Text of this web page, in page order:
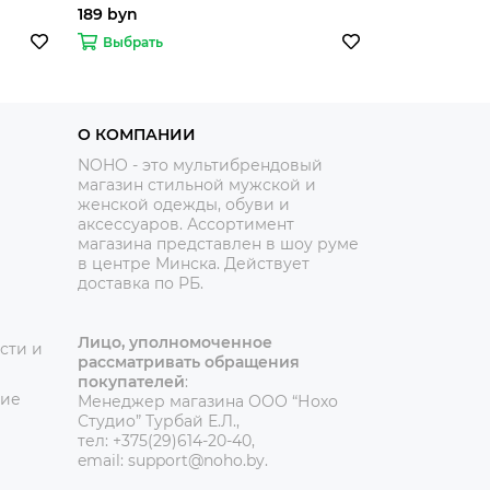
189 byn
Выбрать
и
О КОМПАНИИ
NOHO - это мультибрендовый
магазин стильной мужской и
женской одежды, обуви и
аксессуаров. Ассортимент
магазина представлен в шоу руме
в центре Минска. Действует
доставка по РБ.
Лицо, уполномоченное
рассматривать обращения
покупателей:
Менеджер магазина ООО “Нохо
Студио” Турбай Е.Л.,
тел: +375(29)614-20-40,
email: support@noho.by.